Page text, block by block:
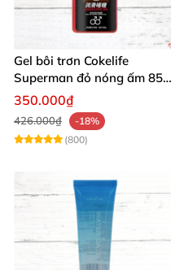
Gel bôi trơn Cokelife
Superman đỏ nóng ấm 85g
giảm đau rát
350.000₫
426.000₫
-18%
(800)